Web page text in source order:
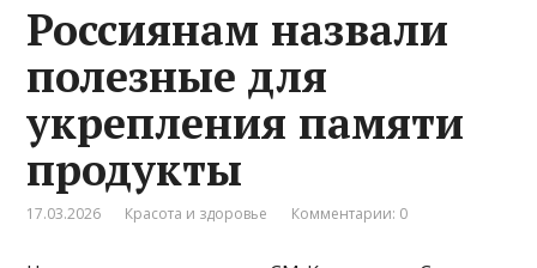
Россиянам назвали
полезные для
укрепления памяти
продукты
17.03.2026 Красота и здоровье Комментарии: 0